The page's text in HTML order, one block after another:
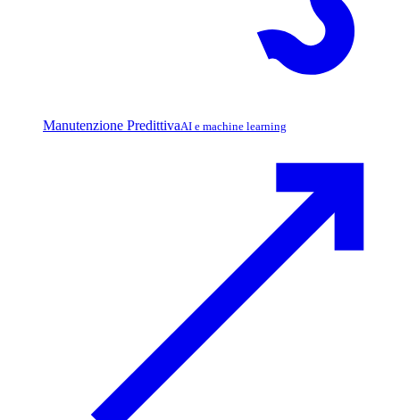
Manutenzione PredittivaAI e machine learning